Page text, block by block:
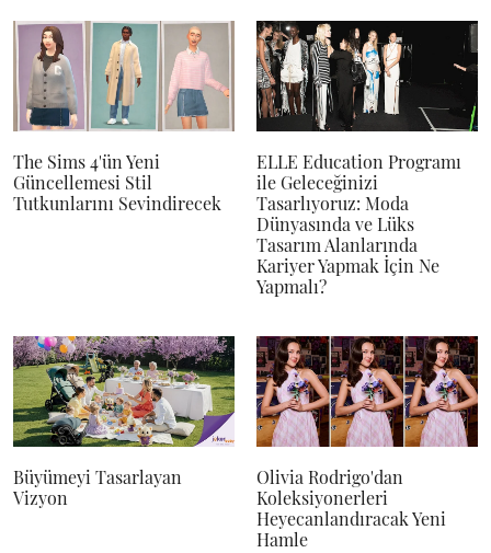
The Sims 4'ün Yeni
Güncellemesi Stil
Tutkunlarını Sevindirecek
ELLE Education Programı
ile Geleceğinizi
Tasarlıyoruz: Moda
Dünyasında ve Lüks
Tasarım Alanlarında
Kariyer Yapmak İçin Ne
Yapmalı?
Büyümeyi Tasarlayan
Vizyon
Olivia Rodrigo'dan
Koleksiyonerleri
Heyecanlandıracak Yeni
Hamle